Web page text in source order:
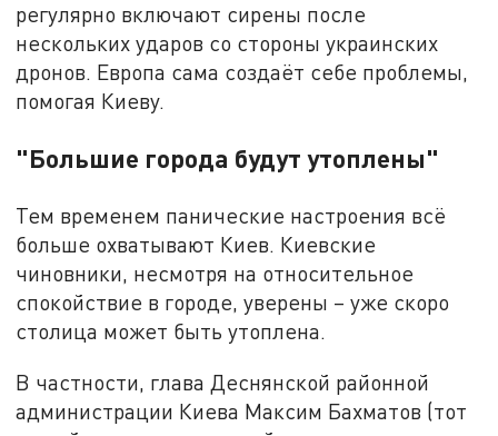
регулярно включают сирены после
нескольких ударов со стороны украинских
дронов. Европа сама создаёт себе проблемы,
помогая Киеву.
"Большие города будут утоплены"
Тем временем панические настроения всё
больше охватывают Киев. Киевские
чиновники, несмотря на относительное
спокойствие в городе, уверены – уже скоро
столица может быть утоплена.
В частности, глава Деснянской районной
администрации Киева Максим Бахматов (тот